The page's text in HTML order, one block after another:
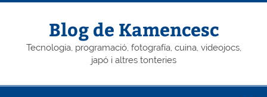
Skip
Blog de Kamencesc
Tecnologia, programació, fotografía, cuina, videojocs,
japó i altres tonteries